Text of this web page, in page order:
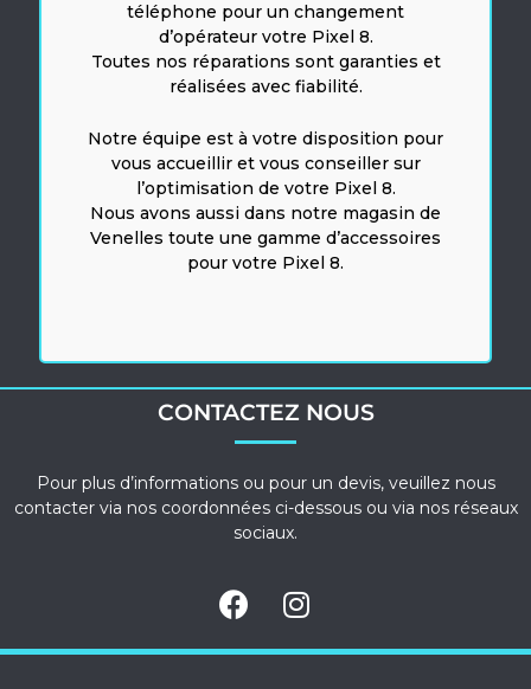
téléphone pour un changement
d’opérateur votre Pixel 8.
Toutes nos réparations sont garanties et
réalisées avec fiabilité.
Notre équipe est à votre disposition pour
vous accueillir et vous conseiller sur
l’optimisation de votre Pixel 8.
Nous avons aussi dans notre magasin de
Venelles toute une gamme d’accessoires
pour votre Pixel 8.
CONTACTEZ NOUS
Pour plus d’informations ou pour un devis, veuillez nous
contacter via nos coordonnées ci-dessous ou via nos réseaux
sociaux.